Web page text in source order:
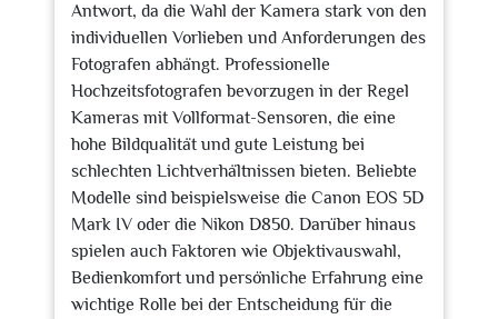
Antwort, da die Wahl der Kamera stark von den
individuellen Vorlieben und Anforderungen des
Fotografen abhängt. Professionelle
Hochzeitsfotografen bevorzugen in der Regel
Kameras mit Vollformat-Sensoren, die eine
hohe Bildqualität und gute Leistung bei
schlechten Lichtverhältnissen bieten. Beliebte
Modelle sind beispielsweise die Canon EOS 5D
Mark IV oder die Nikon D850. Darüber hinaus
spielen auch Faktoren wie Objektivauswahl,
Bedienkomfort und persönliche Erfahrung eine
wichtige Rolle bei der Entscheidung für die